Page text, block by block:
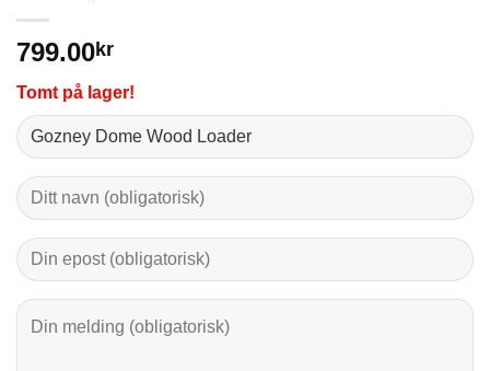
799.00kr
Tomt på lager!